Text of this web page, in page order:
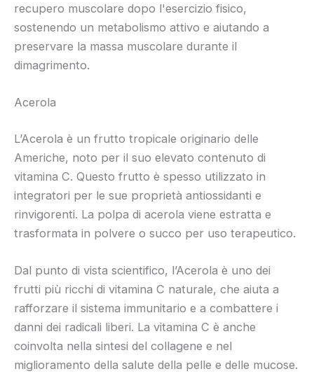
recupero muscolare dopo l'esercizio fisico,
sostenendo un metabolismo attivo e aiutando a
preservare la massa muscolare durante il
dimagrimento.
Acerola
L’Acerola è un frutto tropicale originario delle
Americhe, noto per il suo elevato contenuto di
vitamina C. Questo frutto è spesso utilizzato in
integratori per le sue proprietà antiossidanti e
rinvigorenti. La polpa di acerola viene estratta e
trasformata in polvere o succo per uso terapeutico.
Dal punto di vista scientifico, l’Acerola è uno dei
frutti più ricchi di vitamina C naturale, che aiuta a
rafforzare il sistema immunitario e a combattere i
danni dei radicali liberi. La vitamina C è anche
coinvolta nella sintesi del collagene e nel
miglioramento della salute della pelle e delle mucose.